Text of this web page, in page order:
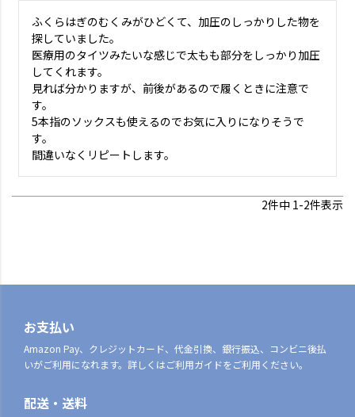
ふくらはぎのむくみがひどくて、加圧のしっかりした物を
探していました。
医療用のタイツみたいな感じで太もも部分をしっかり加圧
してくれます。
見れば分かりますが、前後があるので履くときに注意で
す。
5本指のソックスも使えるのでお気に入りになりそうで
す。
間違いなくリピートします。
2件中 1-2件表示
お支払い
Amazon Pay、クレジットカード、代金引換、銀行振込、コンビニ後払
いがご利用になれます。詳しくはご利用ガイドをご利用ください。
配送・送料